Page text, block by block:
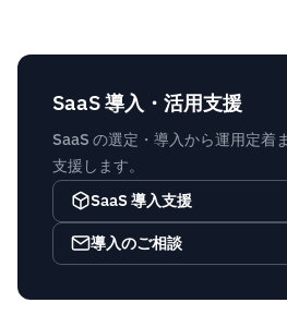
SaaS 導入・活用支援
SaaS の選定・導入から運用定着
支援します。
SaaS 導入支援
導入のご相談